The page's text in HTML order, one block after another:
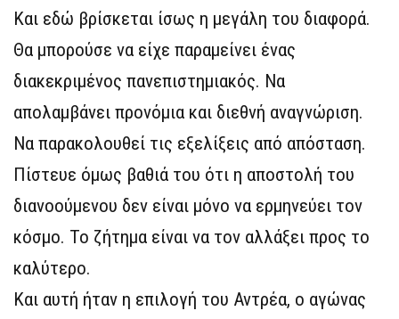
Και εδώ βρίσκεται ίσως η μεγάλη του διαφορά.
Θα μπορούσε να είχε παραμείνει ένας
διακεκριμένος πανεπιστημιακός. Να
απολαμβάνει προνόμια και διεθνή αναγνώριση.
Να παρακολουθεί τις εξελίξεις από απόσταση.
Πίστευε όμως βαθιά του ότι η αποστολή του
διανοούμενου δεν είναι μόνο να ερμηνεύει τον
κόσμο. Το ζήτημα είναι να τον αλλάξει προς το
καλύτερο.
Και αυτή ήταν η επιλογή του Αντρέα, ο αγώνας